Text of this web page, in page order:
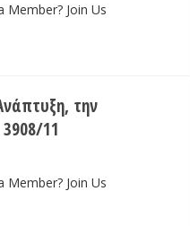
Join Us
την
11
Join Us